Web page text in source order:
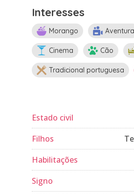
Interesses
Morango Aventura
Cinema Cão
Tradicional portuguesa
Estado civil
Filhos
Habilitações
Signo